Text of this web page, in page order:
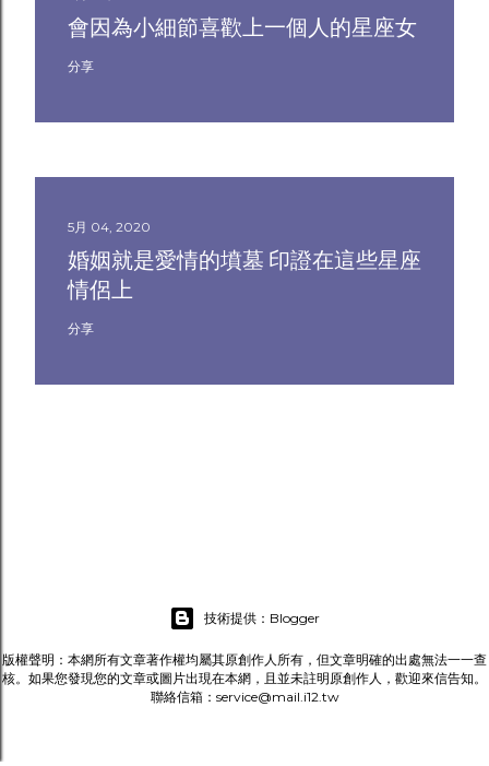
會因為小細節喜歡上一個人的星座女
分享
5月 04, 2020
婚姻就是愛情的墳墓 印證在這些星座
情侶上
分享
技術提供：Blogger
版權聲明：本網所有文章著作權均屬其原創作人所有，但文章明確的出處無法一一查
核。如果您發現您的文章或圖片出現在本網，且並未註明原創作人，歡迎來信告知。
聯絡信箱：service@mail.i12.tw